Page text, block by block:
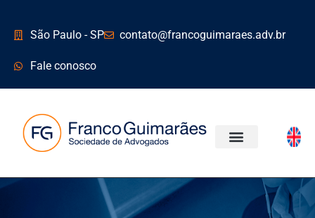
São Paulo - SP contato@francoguimaraes.adv.br
Fale conosco